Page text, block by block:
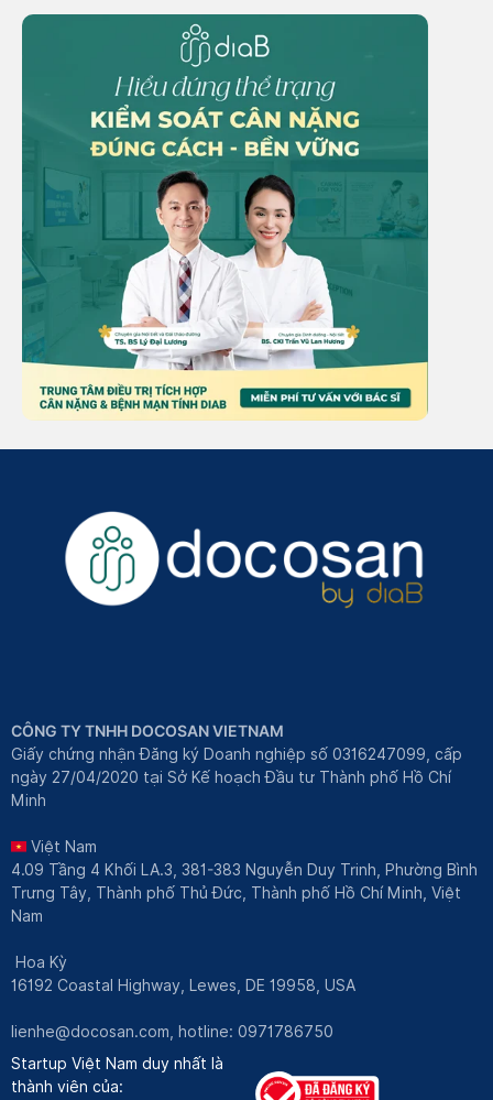
CÔNG TY TNHH DOCOSAN VIETNAM
Giấy chứng nhận Đăng ký Doanh nghiệp số 0316247099, cấp
ngày 27/04/2020 tại Sở Kế hoạch Đầu tư Thành phố Hồ Chí
Minh
Việt Nam
4.09 Tầng 4 Khối LA.3, 381-383 Nguyễn Duy Trinh, Phường Bình
Trưng Tây, Thành phố Thủ Đức, Thành phố Hồ Chí Minh, Việt
Nam
Hoa Kỳ
16192 Coastal Highway, Lewes, DE 19958, USA
lienhe@docosan.com , hotline: 0971786750
Startup Việt Nam duy nhất là
thành viên của: